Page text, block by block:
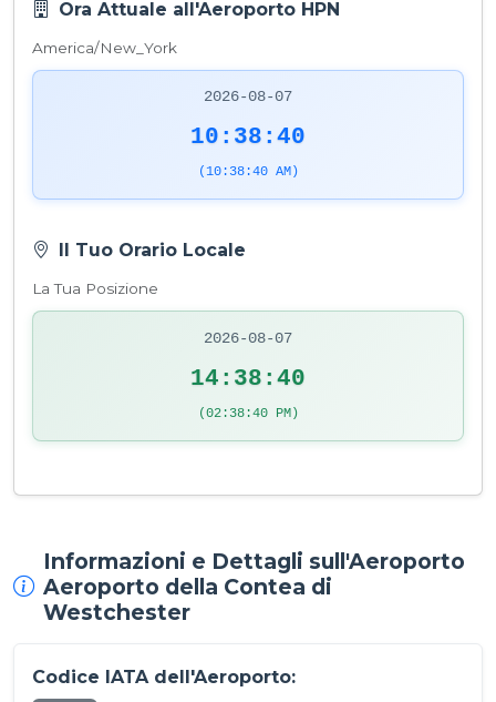
Ora Attuale all'Aeroporto HPN
America/New_York
2026-08-07
10:38:40
(10:38:40 AM)
Il Tuo Orario Locale
La Tua Posizione
2026-08-07
14:38:40
(02:38:40 PM)
Informazioni e Dettagli sull'Aeroporto
Aeroporto della Contea di
Westchester
Codice IATA dell'Aeroporto: